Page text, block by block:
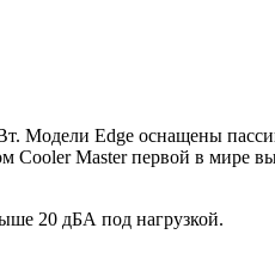
Модели Edge оснащены
Cooler Master первой в мире
20 дБА под нагрузкой.